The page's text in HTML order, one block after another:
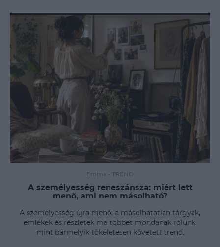
Emma - TREND
A személyesség reneszánsza: miért lett
menő, ami nem másolható?
A személyesség újra menő: a másolhatatlan tárgyak,
emlékek és részletek ma többet mondanak rólunk,
mint bármelyik tökéletesen követett trend.